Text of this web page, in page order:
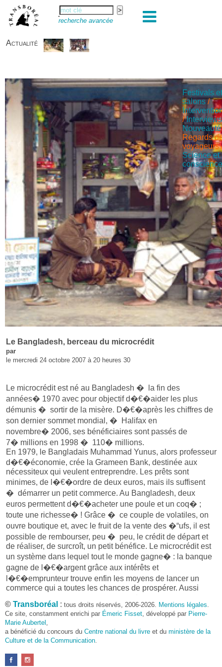
recherche avancée
Actualité
Festivals
salons /
/Interviews
Nouveauté
Regards
voyageurs
Science et
Le Bangladesh, berceau du microcrédit
par
le mercredi 24 octobre 2007 à 20 heures 30
Le microcrédit est né au Bangladesh � la fin des
années� 1970 avec pour objectif d�€�aider les plus
démunis � sortir de la misère. D�€�après les chiffres de
son dernier sommet mondial, � Halifax en
novembre� 2006, ses bénéficiaires sont passés de
7� millions en 1998 � 110� millions.
En 1979, le Bangladais Muhammad Yunus, alors professeur
d�€�économie, crée la Grameen Bank, destinée aux
nécessiteux qui veulent entreprendre. Les prêts sont
minimes, de l�€�ordre de deux euros, mais ils suffisent
� démarrer un petit commerce. Au Bangladesh, deux
euros permettent d�€�acheter une poule et un coq� ;
toute une richesse� ! Grâce � ce couple de volatiles, on
ouvre boutique et, avec le fruit de la vente des �“ufs, il est
possible de rembourser, peu � peu, le crédit de départ et
de réaliser, de surcroît, un petit bénéfice. Le microcrédit est
un système dans lequel tout le monde gagne� : la banque
gagne de l�€�argent grâce aux intérêts et
l�€�emprunteur trouve enfin les moyens de lancer un
commerce qui a toutes les chances de prospérer. Aussi
philanthrope� »� !
Avec vingt-cinq années d�€�exercice, la Grameen Bank
détient un taux record de remboursement� : 97� %.
L�€�idée qu�€�il faut faire confiance aux pauvres et
les riches a toujours été le cheval de bataille de Muhammad
© Transboréal : tous droits réservés, 2006-2026. Mentions légales.
Ce site, constamment enrichi par Émeric Fisset, développé par Pierre-
Marie Aubertel ,
a bénéficié du concours du Centre national du livre et du ministère de la
Culture et de la Communication.